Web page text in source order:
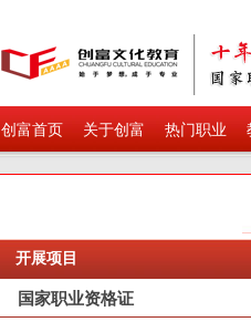
创富首页 关于创富 热门职业
开展项目
国家职业资格证